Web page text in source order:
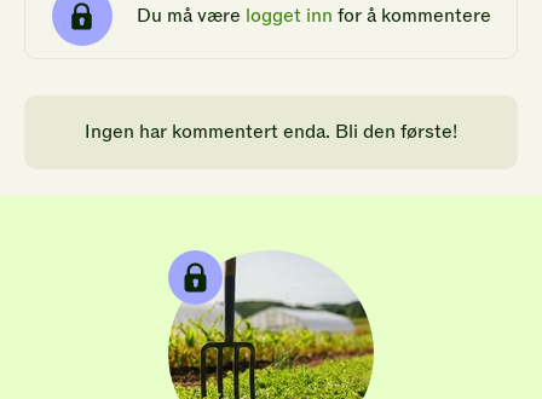
Du må være logget inn for å kommentere
Ingen har kommentert enda. Bli den første!